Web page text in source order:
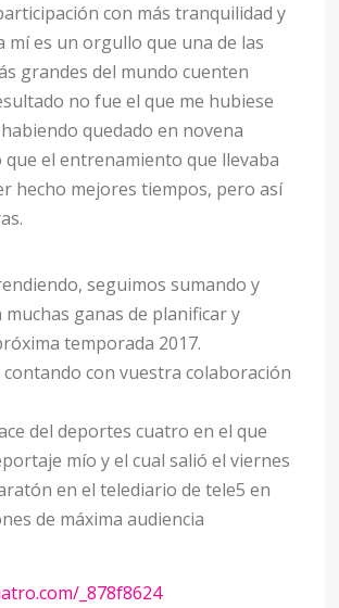
con más tranquilidad y
mí es un orgullo que una de las
grandes del mundo cuenten
no fue el que me hubiese
quedado en novena
que el entrenamiento que llevaba
hecho mejores tiempos, pero así
seguimos sumando y
ganas de planificar y
temporada 2017.
con vuestra colaboración
del deportes cuatro en el que
mío y el cual salió el viernes
en el telediario de tele5 en
de máxima audiencia
_878f8624